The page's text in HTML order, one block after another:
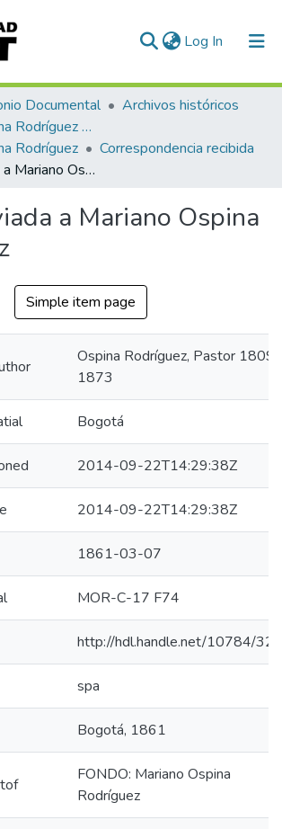
Log In (current)
Documental
Archivos históricos
Mariano Ospina Rodríguez (1826 -1912)
Rodríguez
Correspondencia recibida
Carta enviada a Mariano Ospina Rodríguez
a Mariano Ospina
Simple item page
Ospina Rodríguez, Pastor 1809-
1873
Bogotá
2014-09-22T14:29:38Z
2014-09-22T14:29:38Z
1861-03-07
MOR-C-17 F74
http://hdl.handle.net/10784/
spa
Bogotá, 1861
FONDO: Mariano Ospina
Rodríguez